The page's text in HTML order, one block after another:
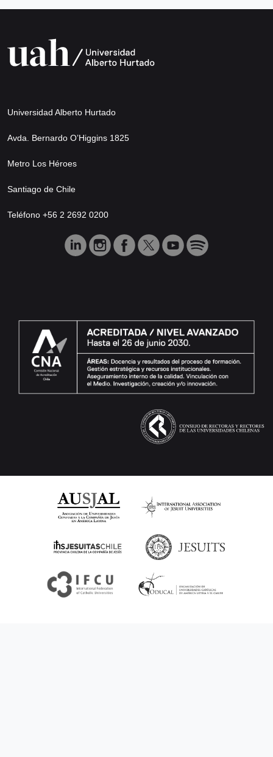
Universidad Alberto Hurtado
Avda. Bernardo O’Higgins 1825
Metro Los Héroes
Santiago de Chile
Teléfono +56 2 2692 0200